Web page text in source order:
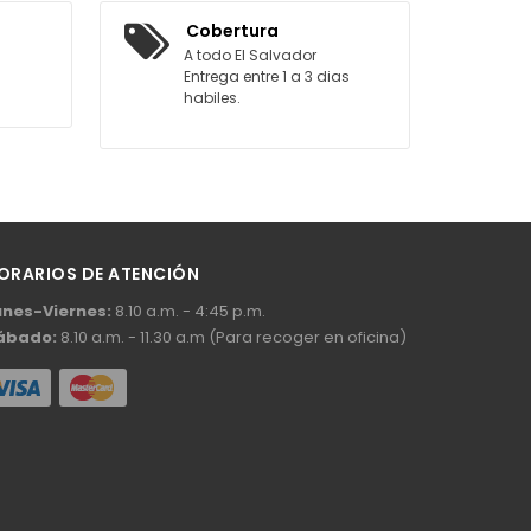
Cobertura
A todo El Salvador
Entrega entre 1 a 3 dias
habiles.
DE ATENCIÓN
Viernes: 8.10 a.m. - 4:45 p.m.
8.10 a.m. - 11.30 a.m (Para recoger en oficina)